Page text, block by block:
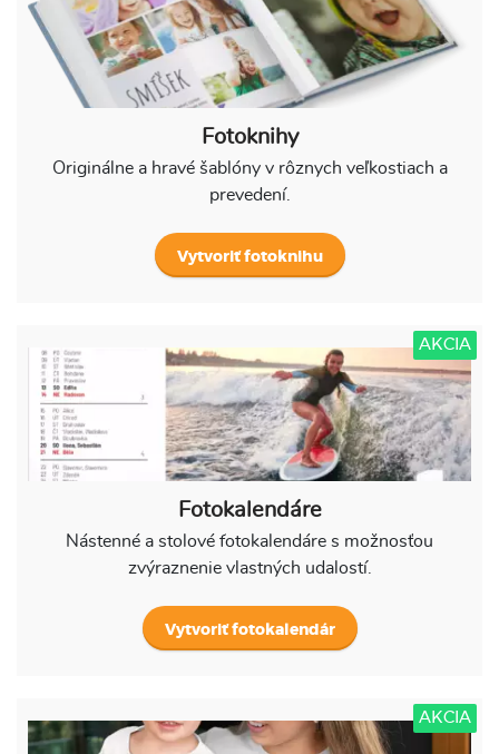
Fotoknihy
Originálne a hravé šablóny v rôznych veľkostiach a
prevedení.
Vytvoriť fotoknihu
AKCIA
Fotokalendáre
Nástenné a stolové fotokalendáre s možnosťou
zvýraznenie vlastných udalostí.
Vytvoriť fotokalendár
AKCIA